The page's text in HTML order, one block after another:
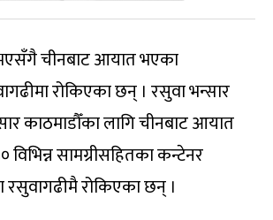
चीनबाट आयात भएका
रोकिएका छन् । रसुवा भन्सार
काठमाडौँका लागि चीनबाट आयात
सामग्रीसहितका कन्टेनर
रोकिएका छन् ।